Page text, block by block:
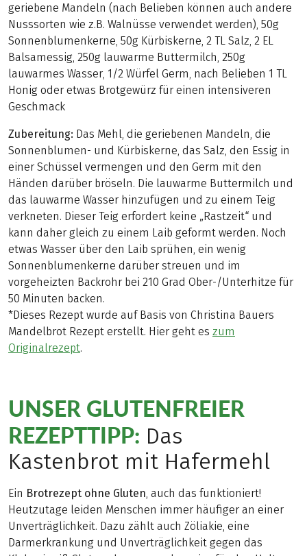
geriebene Mandeln (nach Belieben können auch andere
Nusssorten wie z.B. Walnüsse verwendet werden), 50g
Sonnenblumenkerne, 50g Kürbiskerne, 2 TL Salz, 2 EL
Balsamessig, 250g lauwarme Buttermilch, 250g
lauwarmes Wasser, 1/2 Würfel Germ, nach Belieben 1 TL
Honig oder etwas Brotgewürz für einen intensiveren
Geschmack
Zubereitung: Das Mehl, die geriebenen Mandeln, die
Sonnenblumen- und Kürbiskerne, das Salz, den Essig in
einer Schüssel vermengen und den Germ mit den
Händen darüber bröseln. Die lauwarme Buttermilch und
das lauwarme Wasser hinzufügen und zu einem Teig
verkneten. Dieser Teig erfordert keine „Rastzeit“ und
kann daher gleich zu einem Laib geformt werden. Noch
etwas Wasser über den Laib sprühen, ein wenig
Sonnenblumenkerne darüber streuen und im
vorgeheizten Backrohr bei 210 Grad Ober-/Unterhitze für
50 Minuten backen.
*Dieses Rezept wurde auf Basis von Christina Bauers
Mandelbrot Rezept erstellt. Hier geht es zum
Originalrezept.
UNSER GLUTENFREIER
REZEPTTIPP: Das
Kastenbrot mit Hafermehl
Ein Brotrezept ohne Gluten, auch das funktioniert!
Heutzutage leiden Menschen immer häufiger an einer
Unverträglichkeit. Dazu zählt auch Zöliakie, eine
Darmerkrankung und Unverträglichkeit gegen das